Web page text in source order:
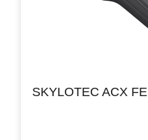
SKYLOTEC ACX